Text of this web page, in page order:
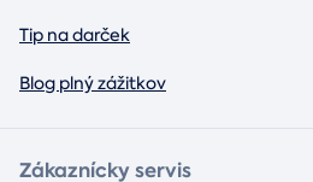
Tip na darček
Blog plný zážitkov
Zákaznícky servis